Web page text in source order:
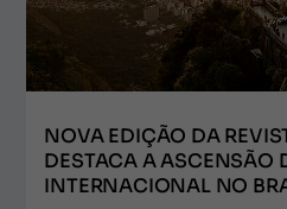
NOVA EDIÇÃO DA
DESTACA A ASCENSÃO
INTERNACIONAL NO